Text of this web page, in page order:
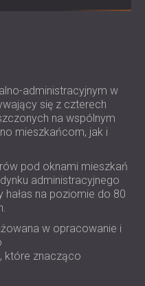
I ROZWIĄZANIA
I PANELE
I TEATRÓW
I
W OBIEKTACH
I
SŁUŻBY
I
administracyjnym w
się z czterech
na wspólnym
mieszkańcom, jak i
pod oknami mieszkań
administracyjnego
hałas na poziomie do 80
w opracowanie i
, które znacząco